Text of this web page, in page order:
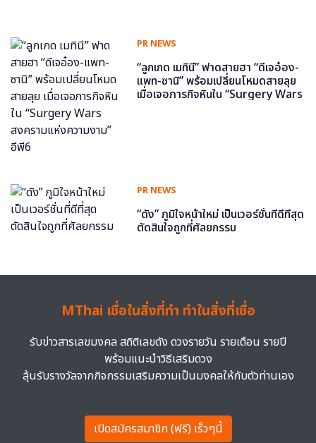
PR NEWS
“ลูกเกด เมทินี” ฟาดสายฮา “ดีเจอ๋อง-
แพท-ซานิ” พร้อมเปลี่ยนโหมดสายลุย
เมื่อเจอภารกิจหินใน “Surgery Wars
PR NEWS
“ดัง” ภูมิใจหน้าใหม่ เป็นเวอร์ชั่นที่ดีที่สุด
ตัดสินใจถูกที่ศัลยกรรม
MThai เชื่อในสิ่งที่ทำ ทำในสิ่งที่เชื่อ
รับข่าวสารเลขมงคล สถิติเลขดัง ดวงรายวัน รายเดือน รายปี
พร้อมแนะนำวิธีเสริมดวง
ลุ้นรับรางวัลจากกิจกรรมเสริมความเป็นมงคลให้กับตัวท่านเอง
เปิดสมัครสมาชิก (ฟรี) เร็วๆนี้